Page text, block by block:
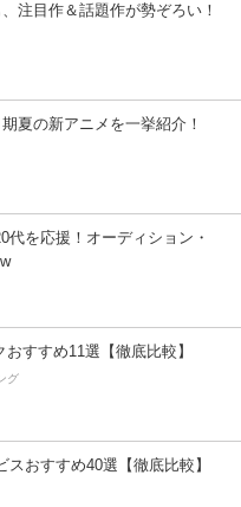
注目作＆話題作が勢ぞろい！
夏の新アニメを一挙紹介！
代を応援！オーディション・
すすめ11選【徹底比較】
グ
おすすめ40選【徹底比較】